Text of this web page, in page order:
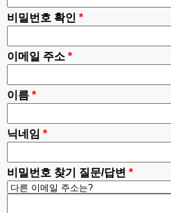
비밀번호 확인 *
이메일 주소 *
이름 *
닉네임 *
비밀번호 찾기 질문/답변 *